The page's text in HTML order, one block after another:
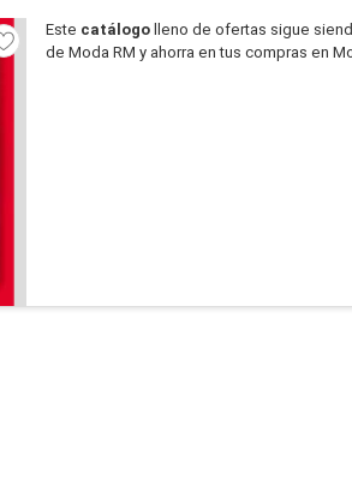
Este catálogo lleno de ofertas sigue
de Moda RM y ahorra en tus compras en